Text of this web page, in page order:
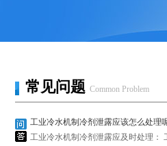
常见问题 Common Problem
工业冷水机制冷剂泄露应该怎么处理
工业冷水机制冷剂泄露应及时处理：